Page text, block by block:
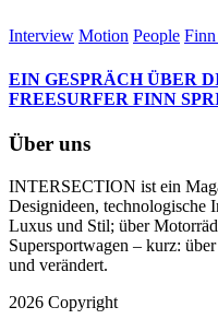
Interview Motion People
EIN GESPRÄCH ÜBER
FREESURFER FINN
Über uns
INTERSECTION ist ein
Designideen, technologische
Luxus und Stil; über
Supersportwagen – kurz:
und verändert.
2026 Copyright